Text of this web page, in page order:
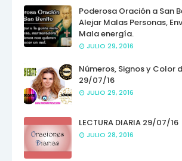
Poderosa Oración a San
Alejar Malas Personas,
Mala energía.
JULIO 29, 2016
Números, Signos y Color
29/07/16
JULIO 29, 2016
LECTURA DIARIA 29/07/16
JULIO 28, 2016